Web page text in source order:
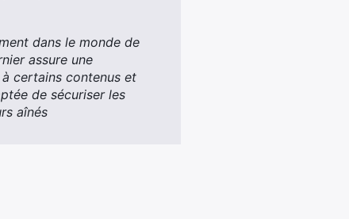
dans le monde de
assure une
à certains contenus et
de sécuriser les
aînés